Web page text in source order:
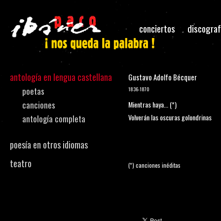
conciertos
Gustavo Adolfo Bécquer
1836-1870
Mientras haya... (*)
Volverán las oscuras golondrinas
(*) canciones inéditas
antología en lengua castellana
poetas
canciones
antología completa
poesía en otros idiomas
teatro